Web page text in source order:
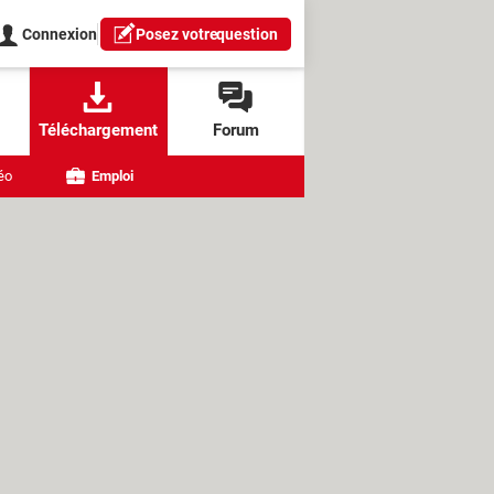
Connexion Posez votrequestion
Téléchargement Forum
Emploi